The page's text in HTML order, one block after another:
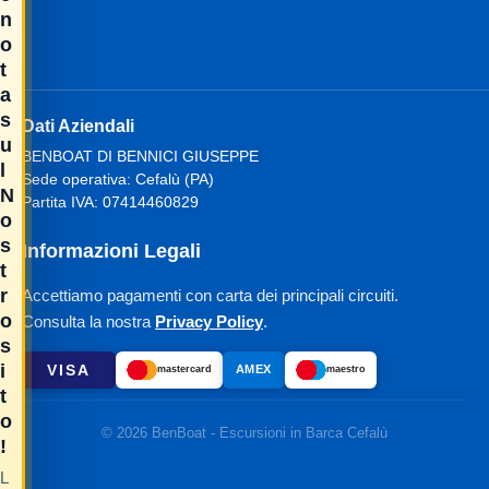
Dati Aziendali
BENBOAT DI BENNICI GIUSEPPE
Sede operativa: Cefalù (PA)
Partita IVA: 07414460829
Informazioni Legali
Accettiamo pagamenti con carta dei principali circuiti.
Consulta la nostra Privacy Policy.
VISA mastercard AMEX maestro
© 2026 BenBoat - Escursioni in Barca Cefalù
n
o
t
a
s
u
l
N
o
s
t
r
o
s
i
t
o
!
L